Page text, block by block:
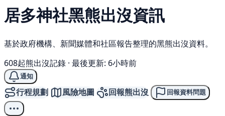
居多神社黑熊出沒資訊
基於政府機構、新聞媒體和社區報告整理的黑熊出沒資料。
608起熊出沒記錄 · 最後更新: 6小時前
通知
行程規劃 風險地圖 回報熊出沒 回報資料問題